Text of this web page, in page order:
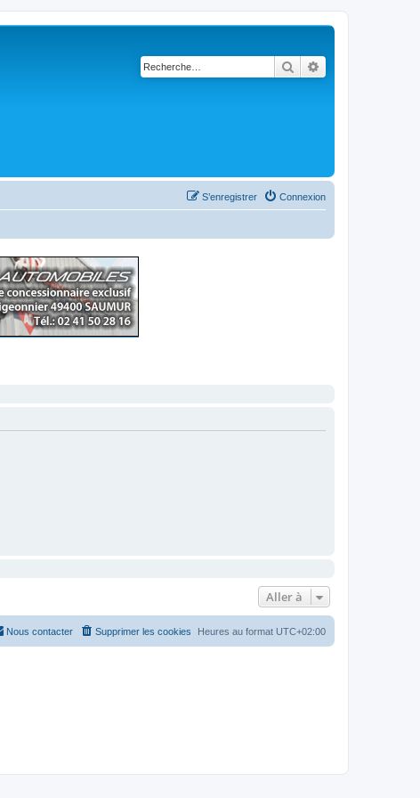
Rechercher
Connexion
S’enregistrer
Aller à
Heures au format UTC+02:00
Supprimer les cookies
Nous contacter